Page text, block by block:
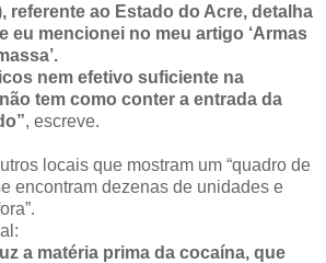
referente ao Estado do Acre, detalha
eu mencionei no meu artigo ‘Armas
nem efetivo suficiente na
tem como conter a entrada da
, escreve.
locais que mostram um “quadro de
encontram dezenas de unidades e
a matéria prima da cocaína, que